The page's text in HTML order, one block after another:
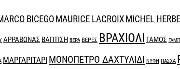
BICEGO MAURICE LACROIX MICHEL
ΑΡΡΑΒΩΝΑΣ ΒΑΠΤΙΣΗ ΒΕΡΑ ΒΕΡΕΣ ΒΡΑΧΙΟΛΙ ΓΑΜΟΣ
ΜΑΡΓΑΡΙΤΑΡΙ ΜΟΝΟΠΕΤΡΟ ΔΑΧΤΥΛΙΔΙ ΝΥΦΗ ΠΑΣΧΑ